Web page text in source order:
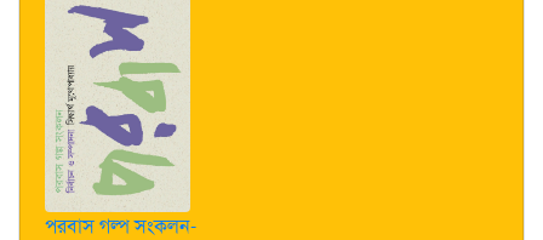
পরবাস গল্প সংকলন-